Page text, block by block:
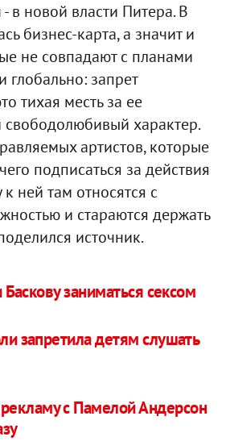
в новой власти Питера. В
бизнес-карта, а значит и
не совпадают с планами
глобально: запрет
тихая месть за ее
свободолюбивый характер.
артистов, которые
подписаться за действия
ней там относятся с
и стараются держать
источник.
заниматься сексом
запретила детям слушать
с Памелой Андерсон